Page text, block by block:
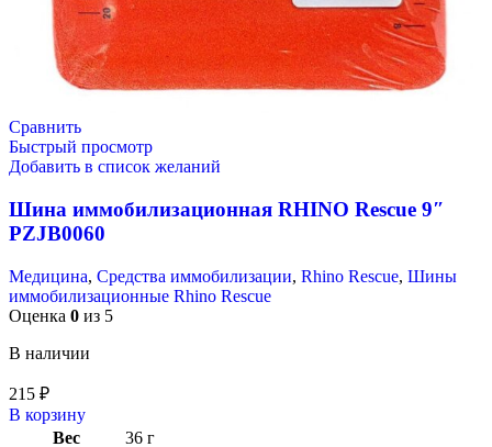
Сравнить
Быстрый просмотр
Добавить в список желаний
Шина иммобилизационная RHINO Rescue 9″
PZJB0060
Медицина, Средства иммобилизации, Rhino Rescue, Шины
иммобилизационные Rhino Rescue
Оценка 0 из 5
В наличии
215 ₽
В корзину
Вес
36 г